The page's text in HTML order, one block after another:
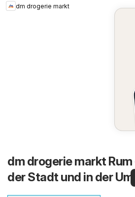
dm drogerie markt
dm drogerie markt
der Stadt und in der